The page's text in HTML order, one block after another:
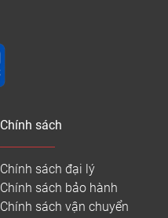
Chính sách
Chính sách đại lý
Chính sách bảo hành
Chính sách vận chuyển